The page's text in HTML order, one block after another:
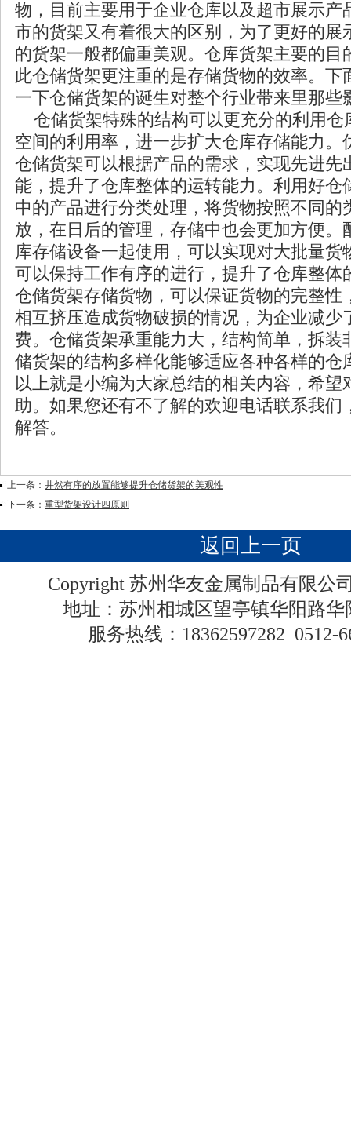
物，目前主要用于企业仓库以及超市展示产
市的货架又有着很大的区别，为了更好的展
的货架一般都偏重美观。仓库货架主要的目
此仓储货架更注重的是存储货物的效率。下
一下仓储货架的诞生对整个行业带来里那些
仓储货架特殊的结构可以更充分的利用仓
空间的利用率，进一步扩大仓库存储能力。
仓储货架可以根据产品的需求，实现先进先
能，提升了仓库整体的运转能力。利用好仓
中的产品进行分类处理，将货物按照不同的
放，在日后的管理，存储中也会更加方便。
库存储设备一起使用，可以实现对大批量货
可以保持工作有序的进行，提升了仓库整体
仓储货架存储货物，可以保证货物的完整性
相互挤压造成货物破损的情况，为企业减少
费。仓储货架承重能力大，结构简单，拆装
储货架的结构多样化能够适应各种各样的仓
以上就是小编为大家总结的相关内容，希望
助。如果您还有不了解的欢迎电话联系我们
解答。
上一条： 井然有序的放置能够提升仓储货架的美观性
下一条： 重型货架设计四原则
返回上一页
Copyright 苏州华友金属制品有限
地址：苏州相城区望亭镇华阳路
服务热线： 18362597282 0512-